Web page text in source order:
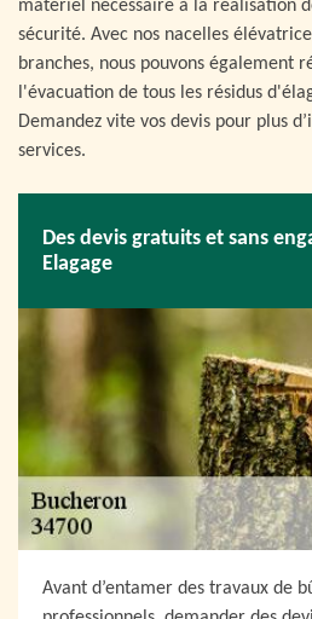
matériel nécessaire à la réalisation
sécurité. Avec nos nacelles
branches, nous pouvons également
l'évacuation de tous les résidus
Demandez vite vos devis pour plus
services.
Des devis gratuits et sans
Elagage
Avant d’entamer des travaux de